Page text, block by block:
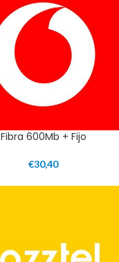
Fibra 600Mb + Fijo
€30,40